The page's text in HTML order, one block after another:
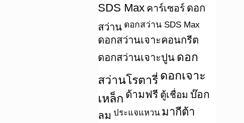
SDS Max คาร์เซอร์ ดอก
สว่าน ดอกสว่าน SDS Max
ดอกสว่านเจาะคอนกรีต
ดอกสว่านเจาะปูน ดอก
สว่านโรตารี่ ดอกเจาะ
เหล็ก ด้ามฟรี ตู้เชื่อม บ๊อก
ลม ประแจแหวน มากีต้า